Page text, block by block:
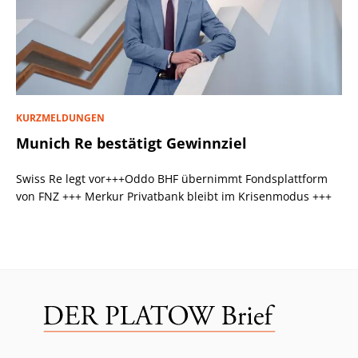
KURZMELDUNGEN
Munich Re bestätigt Gewinnziel
Swiss Re legt vor+++Oddo BHF übernimmt Fondsplattform
von FNZ +++ Merkur Privatbank bleibt im Krisenmodus +++